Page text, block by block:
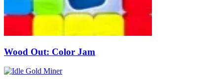
Wood Out: Color Jam